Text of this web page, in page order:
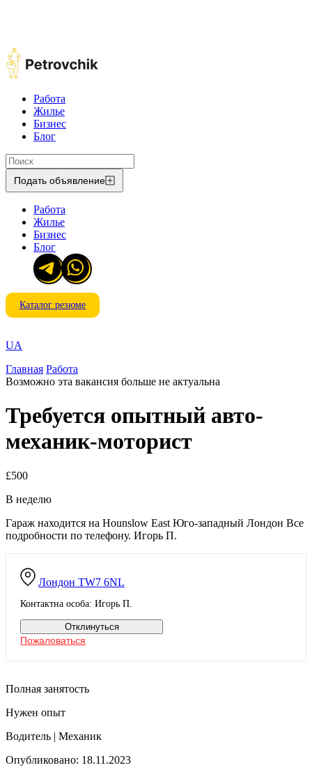
Работа
Жилье
Бизнес
Блог
Подать объявление
Работа
Жилье
Бизнес
Блог
Каталог резюме
UA
Главная Работа
Возможно эта вакансия больше не актуальна
Требуется опытный авто-
механик-моторист
£500
В неделю
Лондон TW7 6NL
Контактна особа: Игорь П.
Отклинуться
Пожаловаться
Гараж находится на Hounslow East Юго-западный Лондон Все
подробности по телефону. Игорь П.
Полная занятость
Нужен опыт
Водитель | Механик
Опубликовано: 18.11.2023